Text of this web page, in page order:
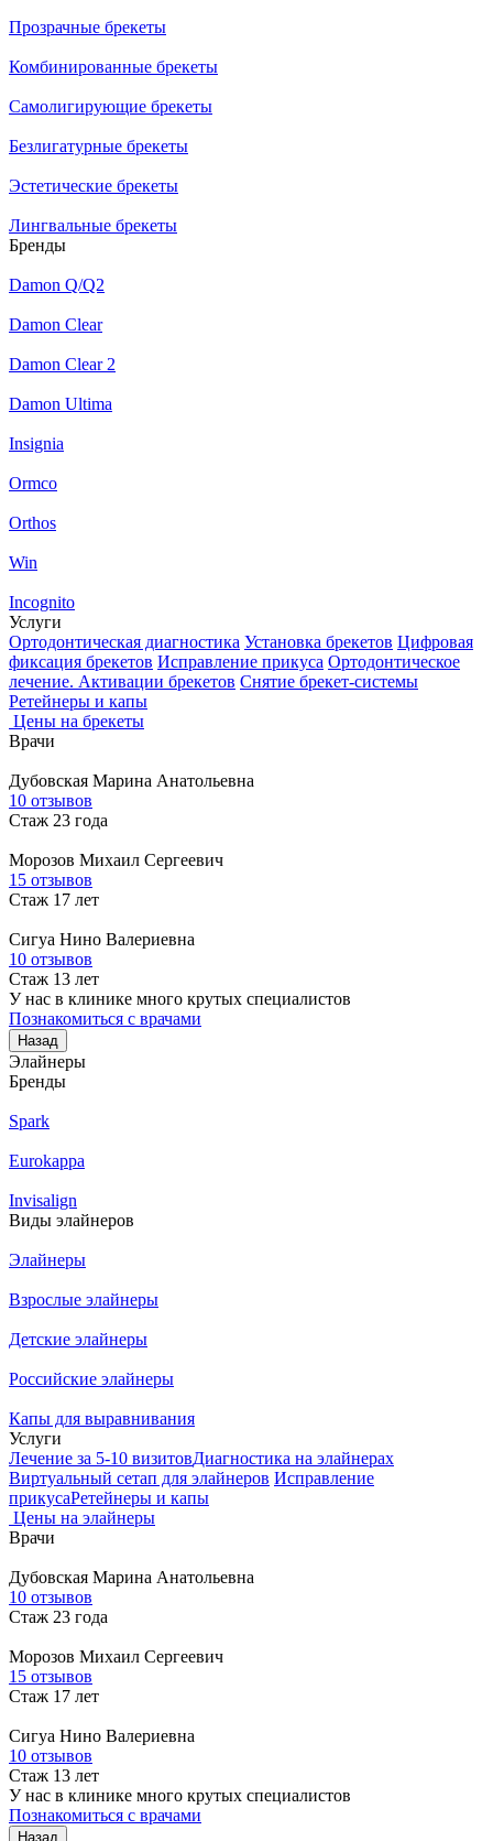
Прозрачные брекеты
Комбинированные брекеты
Самолигирующие брекеты
Безлигатурные брекеты
Эстетические брекеты
Лингвальные брекеты
Бренды
Damon Q/Q2
Damon Clear
Damon Clear 2
Damon Ultima
Insignia
Ormco
Orthos
Win
Incognito
Услуги
Ортодонтическая диагностика Установка брекетов Цифровая
фиксация брекетов Исправление прикуса Ортодонтическое
лечение. Активации брекетов Снятие брекет-системы
Ретейнеры и капы
Цены на брекеты
Врачи
Дубовская Марина Анатольевна
10 отзывов
Стаж 23 года
Морозов Михаил Сергеевич
15 отзывов
Стаж 17 лет
Сигуа Нино Валериевна
10 отзывов
Стаж 13 лет
У нас в клинике много крутых специалистов
Познакомиться с врачами
Назад
Элайнеры
Бренды
Spark
Eurokappa
Invisalign
Виды элайнеров
Элайнеры
Взрослые элайнеры
Детские элайнеры
Российские элайнеры
Капы для выравнивания
Услуги
Лечение за 5-10 визитовДиагностика на элайнерах
Виртуальный сетап для элайнеров Исправление
прикусаРетейнеры и капы
Цены на элайнеры
Врачи
Дубовская Марина Анатольевна
10 отзывов
Стаж 23 года
Морозов Михаил Сергеевич
15 отзывов
Стаж 17 лет
Сигуа Нино Валериевна
10 отзывов
Стаж 13 лет
У нас в клинике много крутых специалистов
Познакомиться с врачами
Назад